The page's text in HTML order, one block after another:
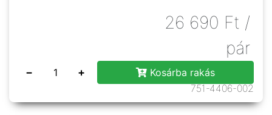
26 690 Ft /
pár
− +
Kosárba rakás
751-4406-002